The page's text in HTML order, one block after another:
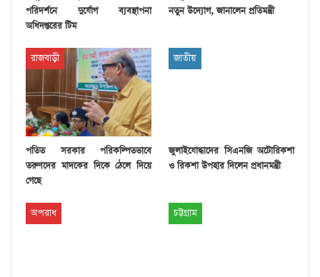
পরিদর্শনে দুর্যোগ ব্যবস্থাপনা
অধিদপ্তরের টিম
নতুন উদ্যোগ, জানালেন প্রতিমন্ত্রী
রাজবাড়ী
পতিত সরকার পরিকল্পিতভাবে
তরুণদের মাদকের দিকে ঠেলে দিয়ে
গেছে
জাতীয়
জুলাইযোদ্ধাদের সিএনজি অটোরিকশা
ও রিকশা উপহার দিলেন প্রধানমন্ত্রী
অপরাধ চট্টগ্রাম